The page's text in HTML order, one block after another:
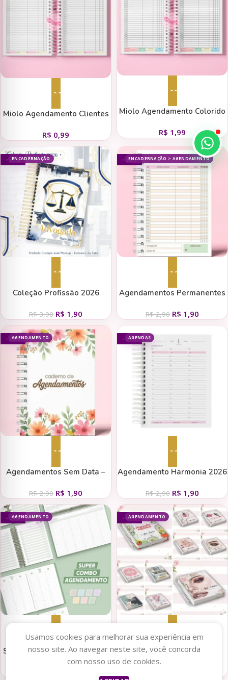
Adicionar ao carrinho
Miolo Agendamento Clientes
R$ 0,99
Adicionar ao carrinho
Miolo Agendamento Colorido
R$ 1,99
ENCADERNAÇÃO
- 51%
Adicionar ao carrinho
Coleção Profissão 2026
Toke
R$3,90 R$ 1,90
ENCADERNAÇÃO > AGENDAMENTO
- 34%
Adicionar ao carrinho
Agendamentos Permanentes
R$2,90 R$ 1,90
AGENDAMENTO
- 34%
Adicionar ao carrinho
Agendamentos Sem Data –
R$2,90 R$ 1,90
AGENDAS
- 34%
Adicionar ao carrinho
Agendamento Harmonia 2026
Iurkiu
R$2,90 R$ 1,90
AGENDAMENTO
- 94%
SUPER Combo Agendamento
2024 (Nilmara)
AGENDAMENTO
- 64%
COMBO de Agendamentos
Usamos cookies para melhorar sua experiência em
nosso site. Ao navegar neste site, você concorda
com nosso uso de cookies.